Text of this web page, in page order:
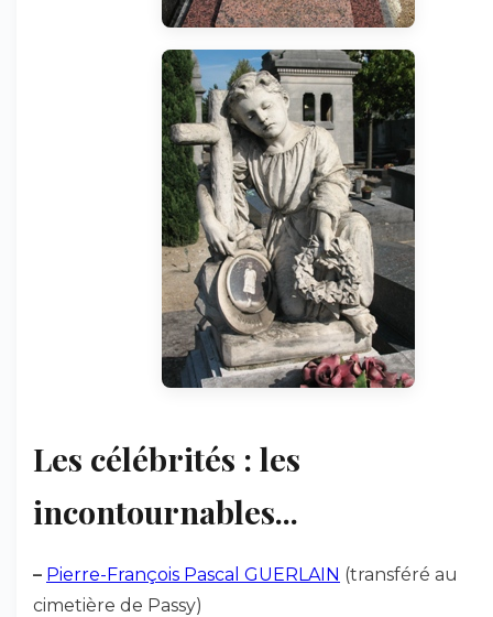
Les célébrités : les
incontournables...
– Pierre-François Pascal GUERLAIN (transféré au
cimetière de Passy)